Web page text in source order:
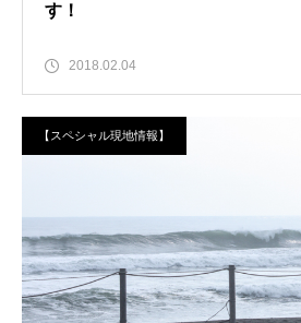
す！
2018.02.04
【スペシャル現地情報】